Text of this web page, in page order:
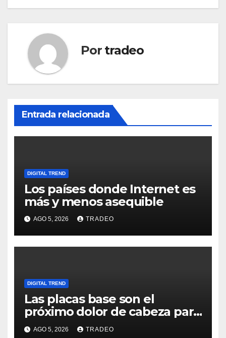
Por tradeo
Entrada relacionada
DIGITAL TREND
Los países donde Internet es
más y menos asequible
AGO 5, 2026 TRADEO
DIGITAL TREND
Las placas base son el
próximo dolor de cabeza para
los usuarios
AGO 5, 2026 TRADEO